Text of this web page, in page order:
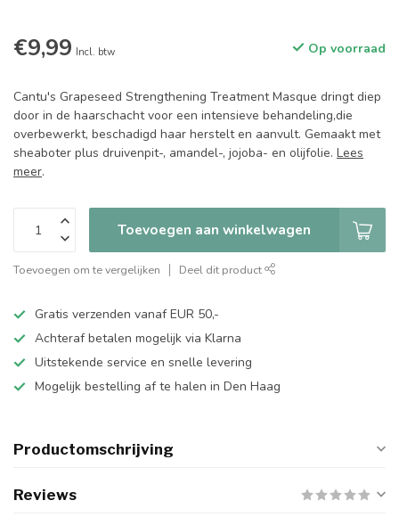
€9,99 Incl. btw Op voorraad
Cantu's Grapeseed Strengthening Treatment Masque dringt diep
door in de haarschacht voor een intensieve behandeling,die
overbewerkt, beschadigd haar herstelt en aanvult. Gemaakt met
sheaboter plus druivenpit-, amandel-, jojoba- en olijfolie. Lees
meer.
Toevoegen aan winkelwagen
Toevoegen om te vergelijken Deel dit product
Gratis verzenden vanaf EUR 50,-
Achteraf betalen mogelijk via Klarna
Uitstekende service en snelle levering
Mogelijk bestelling af te halen in Den Haag
Productomschrijving
Reviews